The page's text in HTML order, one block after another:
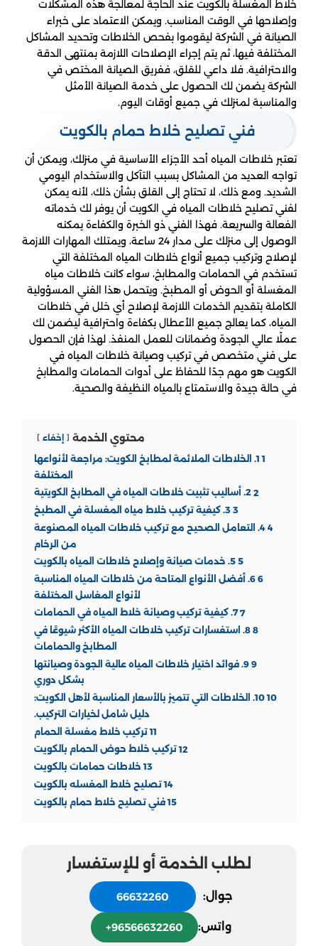
خلاط المغسلة بالكويت عند الحاجة لمعالجة هذه المشكلات
وإصلاحها في الوقت المناسب. ويمكن الاعتماد على خبراء
الصيانة في الشركة ليقوموا بفحص الخلاطات وتحديد المشاكل
المختلفة فيها، ثم يتم إجراء الإصلاحات اللازمة بمنتهى الدقة
والاحترافية. فلا داعي للقلق، ففريق الصيانة المختص في
الشركة يضمن لك الحصول على خدمة الصيانة الأمثل
والمناسبة لمنزلك في جميع أوقات اليوم.
فني تصليح خلاط حمام بالكويت
تعتبر خلاطات المياه أحد الأجزاء الأساسية في منزلك، ويمكن أن
تواجه العديد من المشاكل بسبب التآكل والاستخدام اليومي
الشديد. ومع ذلك، لا تحتاج إلى القلق بشأن ذلك، لأنه يمكن
لفني تصليح خلاطات المياه في الكويت أن يوفر لك خدماته
الفعالة والسريعة. فهذا الفني ذو الخبرة والكفاءة يمكنه
الوصول إلى منزلك على مدار 24 ساعة، ويمتلك المهارات اللازمة
لإصلاح وتركيب جميع أنواع خلاطات المياه المختلفة التي
تستخدم في الحمامات والمطابخ، سواء كانت خلاطات مياه
المغسلة أو الحوض أو المطبخ. ويتحمل هذا الفني المسؤولية
الكاملة بتقديم الخدمات اللازمة لإصلاح أي خلل في خلاطات
المياه، كما يعالج جميع الأعطال بكفاءة واحترافية ليضمن لك
عملًا عالي الجودة وضمانات للعمل المنفذ. لهذا فإن الحصول
على فني متخصص في تركيب وصيانة خلاطات المياه في
الكويت هو مهم جدًا للحفاظ على أدوات الحمامات والمطابخ
في حالة جيدة والاستمتاع بالمياه النظيفة والصحية.
محتوي الخدمة إخفاء
1 1. الخلاطات الملائمة لمطابخ الكويت: مراجعة لأنواعها
المختلفة
2 2. أساليب تثبيت خلاطات المياه في المطابخ الكويتية
3 3. كيفية تركيب خلاط مياه المغسلة في المطبخ
4
4. التعامل الصحيح مع تركيب خلاطات المياه المصنوعة
من الرخام
5 5. خدمات صيانة وإصلاح خلاطات المياه بالكويت
6
6. أفضل الأنواع المتاحة من خلاطات المياه المناسبة
لأنواع المغاسل المختلفة
7 7. كيفية تركيب وصيانة خلاط المياه في الحمامات
8
8. استفسارات تركيب خلاطات المياه الأكثر شيوعًا في
المطابخ والحمامات
9
9. فوائد اختيار خلاطات المياه عالية الجودة وصيانتها
بشكل دوري
10
10. الخلاطات التي تتميز بالأسعار المناسبة لأهل الكويت:
دليل شامل لخيارات التركيب.
11 تركيب خلاط مغسلة الحمام
12 تركيب خلاط حوض الحمام بالكويت
13 خلاطات حمامات بالكويت
14 تصليح خلاط المغسله بالكويت
15 فني تصليح خلاط حمام بالكويت
لطلب الخدمة أو للإستفسار
جوال: 66632260
واتس: +96566632260